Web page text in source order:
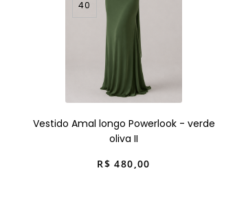
40
Vestido Amal longo Powerlook - verde
oliva II
R$ 480,00